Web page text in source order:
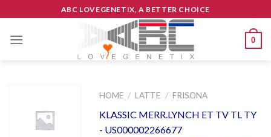
to
content
ABC LOVEGENETIX, A BETTER CHOICE
0
HOME / LATTE / FRISONA
KLASSIC MERR.LYNCH ET TV TL TY
- US000002266677